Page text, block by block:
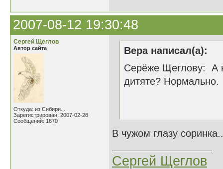
2007-08-12 19:30:48
Сергей Щеглов
Автор сайта
Откуда: из Сибири...
Зарегистрирован: 2007-02-28
Сообщений: 1870
Вера написал(а):
Серёже Щеглову: А
дитяте? Нормально.
В чужом глазу
Сергей Щеглов